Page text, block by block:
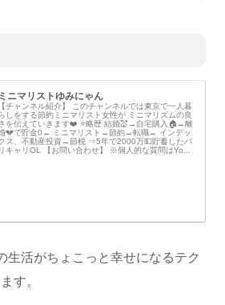
ミニマリストゆみにゃん
【チャンネル紹介】 このチャンネルでは東京で一人暮
しをする節約ミニマリスト女性が ミニマリズムの良
を伝えていきます❤️ ⭐️略歴 結婚💒→自宅購入🏠→離
💔で貯金0→ ミニマリスト→節約→転職→ インデッ
ス、不動産投資→節税 ⇒5年で2000万💵貯蓄したバ
リキャリOL 【お問い合わせ】 ※個人的な質問はYo...
生活がちょこっと幸せになるテク
す。